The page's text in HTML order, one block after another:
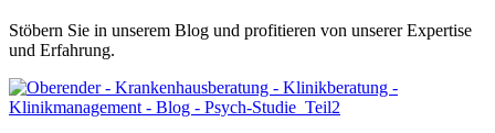
Stöbern Sie in unserem Blog und profitieren von unserer Expertise
und Erfahrung.